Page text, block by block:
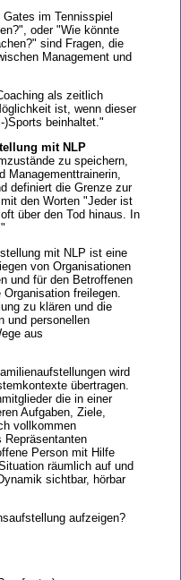
im Tennisspiel
oder "Wie könnte
sind Fragen, die
Management und
als zeitlich
ist, wenn dieser
)Sports beinhaltet."
mit NLP
zu speichern,
Managementtrainerin,
definiert die Grenze zur
den Worten "Jeder ist
über den Tod hinaus. In
mit NLP ist eine
von Organisationen
und für den Betroffenen
freilegen.
zu klären und die
und personellen
aus
wird
übertragen.
die in einer
Aufgaben, Ziele,
vollkommen
Repräsentanten
Person mit Hilfe
räumlich auf und
sichtbar, hörbar
aufzeigen?